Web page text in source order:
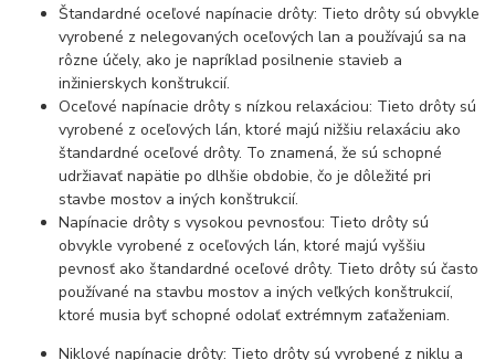
Štandardné oceľové napínacie drôty: Tieto drôty sú obvykle
vyrobené z nelegovaných oceľových lan a používajú sa na
rôzne účely, ako je napríklad posilnenie stavieb a
inžinierskych konštrukcií.
Oceľové napínacie drôty s nízkou relaxáciou: Tieto drôty sú
vyrobené z oceľových lán, ktoré majú nižšiu relaxáciu ako
štandardné oceľové drôty. To znamená, že sú schopné
udržiavať napätie po dlhšie obdobie, čo je dôležité pri
stavbe mostov a iných konštrukcií.
Napínacie drôty s vysokou pevnosťou: Tieto drôty sú
obvykle vyrobené z oceľových lán, ktoré majú vyššiu
pevnosť ako štandardné oceľové drôty. Tieto drôty sú často
používané na stavbu mostov a iných veľkých konštrukcií,
ktoré musia byť schopné odolať extrémnym zaťaženiam.
Niklové napínacie drôty: Tieto drôty sú vyrobené z niklu a